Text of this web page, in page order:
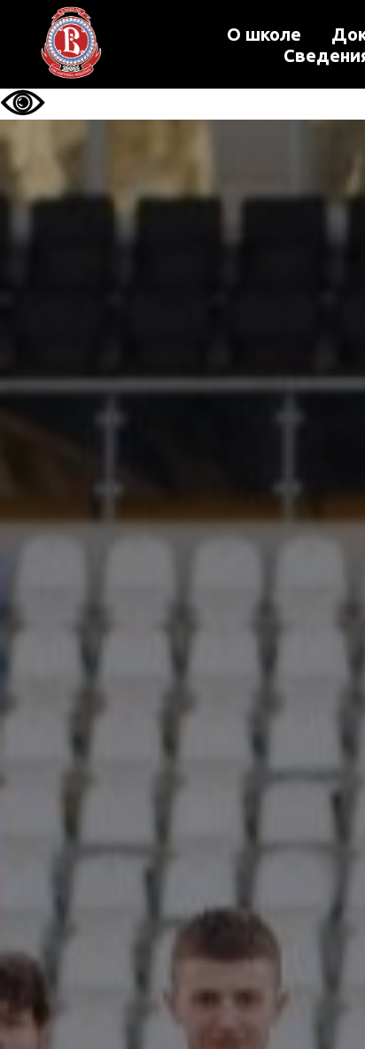
О школе